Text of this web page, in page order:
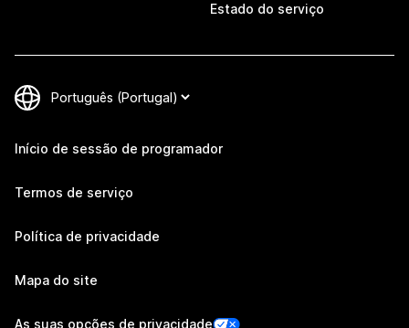
Estado do serviço
Início de sessão de programador
Termos de serviço
Política de privacidade
Mapa do site
As suas opções de privacidade